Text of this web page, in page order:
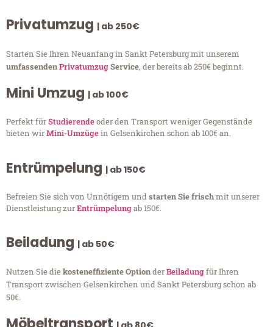
Privatumzug | ab 250€
Starten Sie Ihren Neuanfang in Sankt Petersburg mit unserem
umfassendenPrivatumzugService, der bereits ab 250€ beginnt.
Mini Umzug | ab 100€
Perfekt fürStudierendeoder den Transport weniger Gegenstände
bieten wirMini-Umzügein Gelsenkirchen schon ab 100€ an.
Entrümpelung | ab 150€
Befreien Sie sich von Unnötigem undstarten Sie frischmit unserer
Dienstleistung zurEntrümpelungab 150€.
Beiladung | ab 50€
Nutzen Sie diekosteneffiziente OptionderBeiladungfür Ihren
Transport zwischen Gelsenkirchen und Sankt Petersburg schon ab
50€.